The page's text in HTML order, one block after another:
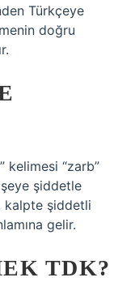
Türkçeye
doğru
kelimesi “zarb”
şiddetle
kalpte şiddetli
gelir.
TDK?